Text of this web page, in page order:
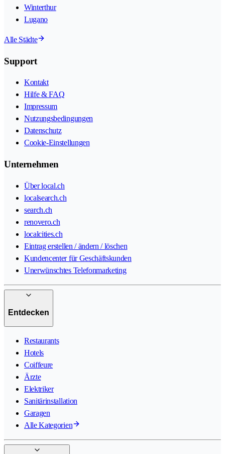
Winterthur
Lugano
Alle Städte
Support
Kontakt
Hilfe & FAQ
Impressum
Nutzungsbedingungen
Datenschutz
Cookie-Einstellungen
Unternehmen
Über local.ch
localsearch.ch
search.ch
renovero.ch
localcities.ch
Eintrag erstellen / ändern / löschen
Kundencenter für Geschäftskunden
Unerwünschtes Telefonmarketing
Entdecken
Restaurants
Hotels
Coiffeure
Ärzte
Elektriker
Sanitärinstallation
Garagen
Alle Kategorien